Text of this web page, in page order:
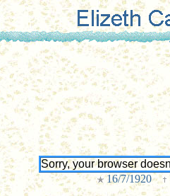
Sorry, your browser
16/7/1920